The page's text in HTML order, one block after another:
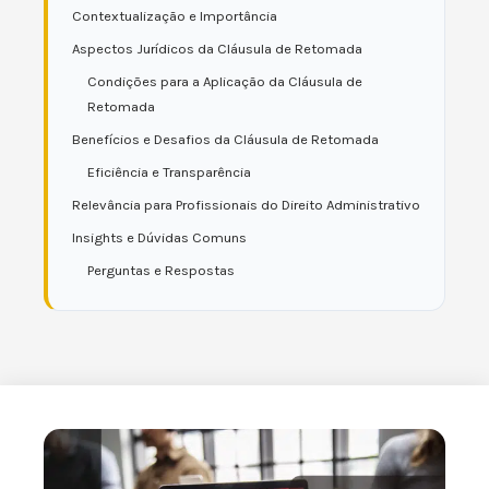
Contextualização e Importância
Aspectos Jurídicos da Cláusula de Retomada
Condições para a Aplicação da Cláusula de
Retomada
Benefícios e Desafios da Cláusula de Retomada
Eficiência e Transparência
Relevância para Profissionais do Direito Administrativo
Insights e Dúvidas Comuns
Perguntas e Respostas